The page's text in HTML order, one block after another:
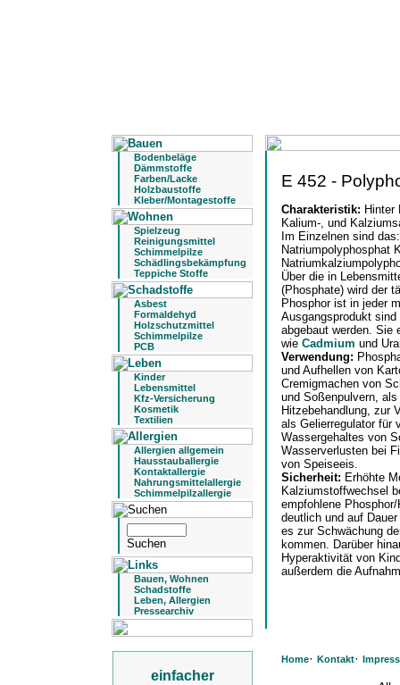
Bodenbeläge
Dämmstoffe
Farben/Lacke
Holzbaustoffe
Kleber/Montagestoffe
Spielzeug
Reinigungsmittel
Schimmelpilze
Schädlingsbekämpfung
Teppiche Stoffe
Asbest
Formaldehyd
Holzschutzmittel
Schimmelpilze
PCB
Kinder
Lebensmittel
Kfz-Versicherung
Kosmetik
Textilien
Allergien allgemein
Hausstauballergie
Kontaktallergie
Nahrungsmittelallergie
Schimmelpilzallergie
Bauen, Wohnen
Schadstoffe
Leben, Allergien
Pressearchiv
einfacher
E 452 -
Charakteristik: Hinter
Kalium-, und
Im Einzelnen sind das:
Natriumpolyphosphat
Über die in
(Phosphate) wird der
Phosphor ist in jeder
Ausgangsprodukt
abgebaut werden. Sie
wie Cadmium und
Verwendung:
und Aufhellen von
Cremigmachen von
und Soßenpulvern,
Hitzebehandlung, zur
als Gelierregulator für
Wassergehaltes von
Wasserverlusten bei
von Speiseeis.
Sicherheit: Erhöhte
Kalziumstoffwechsel
empfohlene
deutlich und auf
es zur Schwächung
kommen. Darüber
Hyperaktivität von
außerdem die
Home· Kontakt·